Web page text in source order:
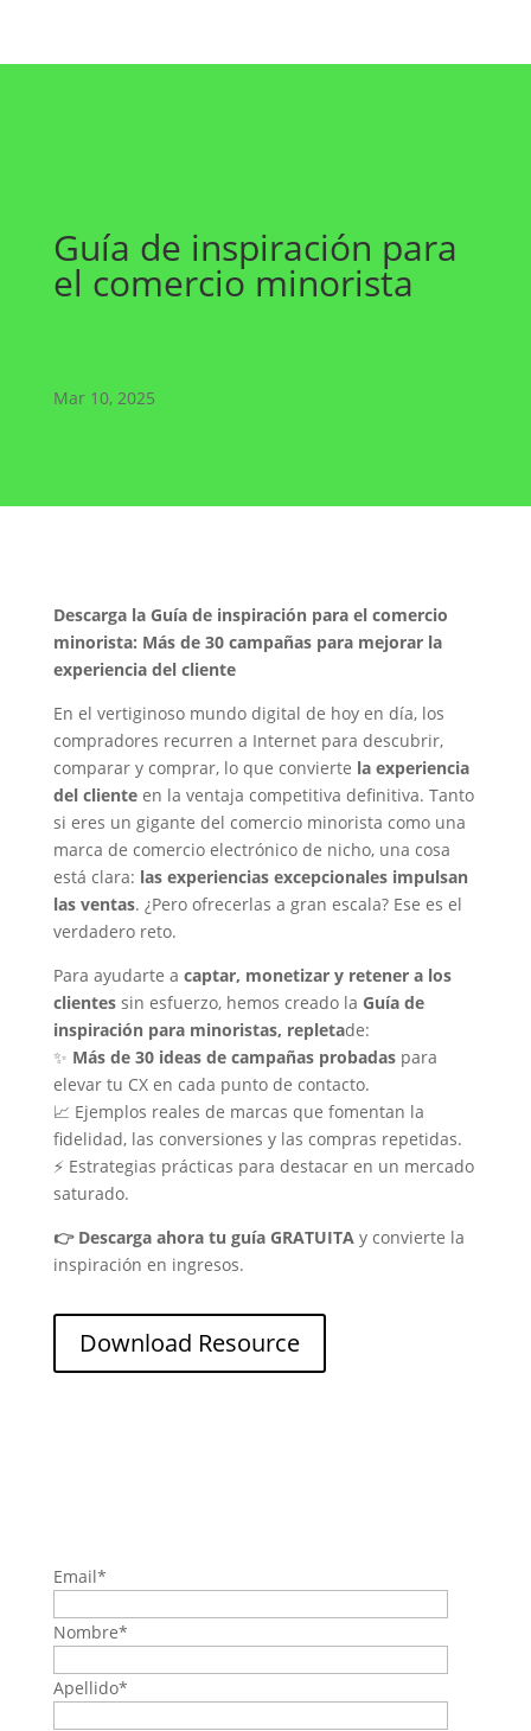
Guía de inspiración para
el comercio minorista
Mar 10, 2025
Descarga la Guía de inspiración para el comercio
minorista: Más de 30 campañas para mejorar la
experiencia del cliente
En el vertiginoso mundo digital de hoy en día, los
compradores recurren a Internet para descubrir,
comparar y comprar, lo que convierte la experiencia
del clienteen la ventaja competitiva definitiva. Tanto
si eres un gigante del comercio minorista como una
marca de comercio electrónico de nicho, una cosa
está clara: las experiencias excepcionales impulsan
las ventas. ¿Pero ofrecerlas a gran escala? Ese es el
verdadero reto.
Para ayudarte a captar, monetizar y retener a los
clientessin esfuerzo, hemos creado la Guía de
inspiración para minoristas, repletade:
✨ Más de 30 ideas de campañas probadaspara
elevar tu CX en cada punto de contacto.
📈 Ejemplos reales de marcas que fomentan la
fidelidad, las conversiones y las compras repetidas.
⚡ Estrategias prácticas para destacar en un mercado
saturado.
👉 Descarga ahora tu guía GRATUITA y convierte la
inspiración en ingresos.
Download Resource
Email*
Nombre*
Apellido*